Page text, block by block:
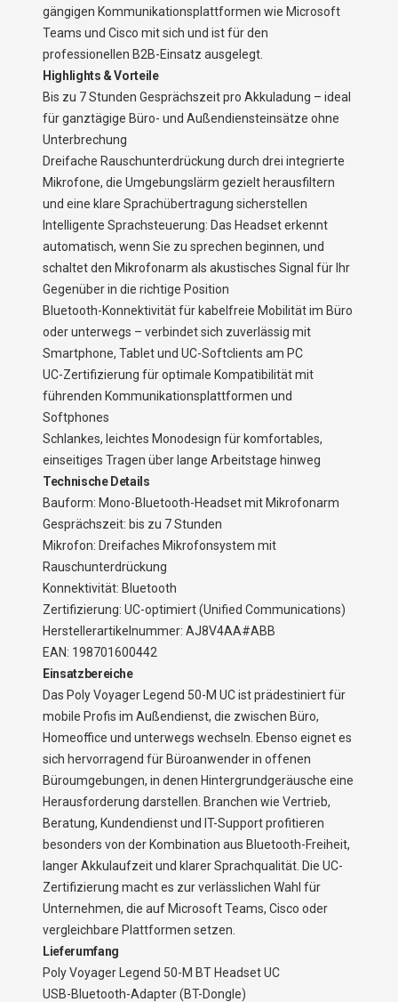
gängigen Kommunikationsplattformen wie Microsoft
Teams und Cisco mit sich und ist für den
professionellen B2B-Einsatz ausgelegt.
Highlights & Vorteile
Bis zu 7 Stunden Gesprächszeit pro Akkuladung – ideal
für ganztägige Büro- und Außendiensteinsätze ohne
Unterbrechung
Dreifache Rauschunterdrückung durch drei integrierte
Mikrofone, die Umgebungslärm gezielt herausfiltern
und eine klare Sprachübertragung sicherstellen
Intelligente Sprachsteuerung: Das Headset erkennt
automatisch, wenn Sie zu sprechen beginnen, und
schaltet den Mikrofonarm als akustisches Signal für Ihr
Gegenüber in die richtige Position
Bluetooth-Konnektivität für kabelfreie Mobilität im Büro
oder unterwegs – verbindet sich zuverlässig mit
Smartphone, Tablet und UC-Softclients am PC
UC-Zertifizierung für optimale Kompatibilität mit
führenden Kommunikationsplattformen und
Softphones
Schlankes, leichtes Monodesign für komfortables,
einseitiges Tragen über lange Arbeitstage hinweg
Technische Details
Bauform: Mono-Bluetooth-Headset mit Mikrofonarm
Gesprächszeit: bis zu 7 Stunden
Mikrofon: Dreifaches Mikrofonsystem mit
Rauschunterdrückung
Konnektivität: Bluetooth
Zertifizierung: UC-optimiert (Unified Communications)
Herstellerartikelnummer: AJ8V4AA#ABB
EAN: 198701600442
Einsatzbereiche
Das Poly Voyager Legend 50-M UC ist prädestiniert für
mobile Profis im Außendienst, die zwischen Büro,
Homeoffice und unterwegs wechseln. Ebenso eignet es
sich hervorragend für Büroanwender in offenen
Büroumgebungen, in denen Hintergrundgeräusche eine
Herausforderung darstellen. Branchen wie Vertrieb,
Beratung, Kundendienst und IT-Support profitieren
besonders von der Kombination aus Bluetooth-Freiheit,
langer Akkulaufzeit und klarer Sprachqualität. Die UC-
Zertifizierung macht es zur verlässlichen Wahl für
Unternehmen, die auf Microsoft Teams, Cisco oder
vergleichbare Plattformen setzen.
Lieferumfang
Poly Voyager Legend 50-M BT Headset UC
USB-Bluetooth-Adapter (BT-Dongle)